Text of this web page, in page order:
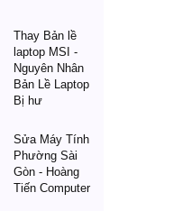
Thay Bản lề
laptop MSI -
Nguyên Nhân
Bản Lề Laptop
Bị hư
Sửa Máy Tính
Phường Sài
Gòn - Hoàng
Tiến Computer